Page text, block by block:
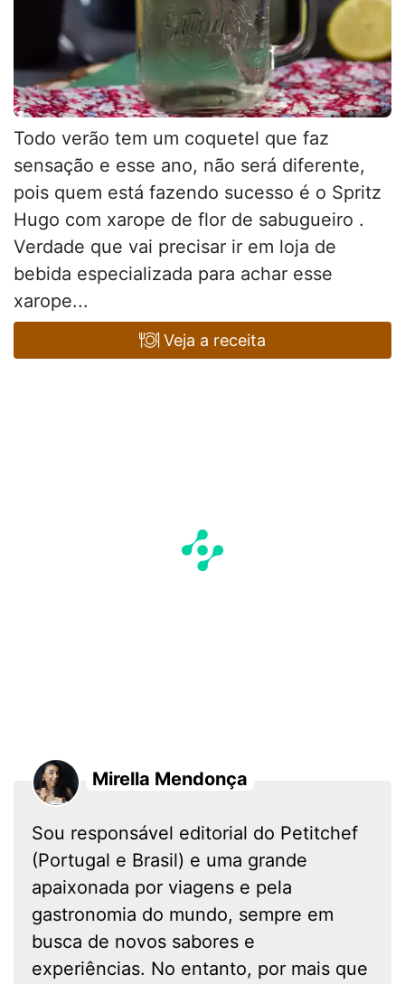
Todo verão tem um coquetel que faz
sensação e esse ano, não será diferente,
pois quem está fazendo sucesso é o Spritz
Hugo com xarope de flor de sabugueiro .
Verdade que vai precisar ir em loja de
bebida especializada para achar esse
xarope...
Veja a receita
Mirella Mendonça
Sou responsável editorial do Petitchef
(Portugal e Brasil) e uma grande
apaixonada por viagens e pela
gastronomia do mundo, sempre em
busca de novos sabores e
experiências. No entanto, por mais que